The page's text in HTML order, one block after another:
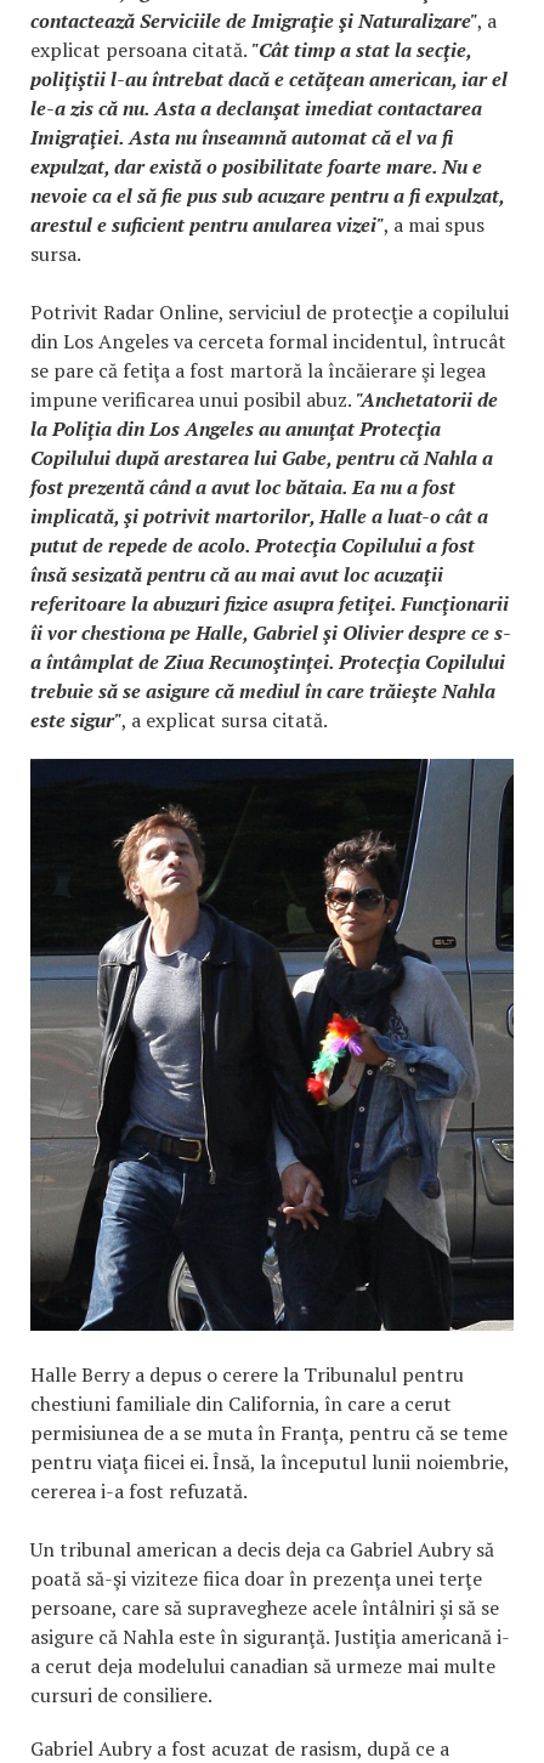
contactează Serviciile de Imigraţie şi Naturalizare", a
explicat persoana citată. "Cât timp a stat la secţie,
poliţiştii l-au întrebat dacă e cetăţean american, iar el
le-a zis că nu. Asta a declanşat imediat contactarea
Imigraţiei. Asta nu înseamnă automat că el va fi
expulzat, dar există o posibilitate foarte mare. Nu e
nevoie ca el să fie pus sub acuzare pentru a fi expulzat,
arestul e suficient pentru anularea vizei", a mai spus
sursa.
Potrivit Radar Online, serviciul de protecţie a copilului
din Los Angeles va cerceta formal incidentul, întrucât
se pare că fetiţa a fost martoră la încăierare şi legea
impune verificarea unui posibil abuz. "Anchetatorii de
la Poliţia din Los Angeles au anunţat Protecţia
Copilului după arestarea lui Gabe, pentru că Nahla a
fost prezentă când a avut loc bătaia. Ea nu a fost
implicată, şi potrivit martorilor, Halle a luat-o cât a
putut de repede de acolo. Protecţia Copilului a fost
însă sesizată pentru că au mai avut loc acuzaţii
referitoare la abuzuri fizice asupra fetiţei. Funcţionarii
îi vor chestiona pe Halle, Gabriel şi Olivier despre ce s-
a întâmplat de Ziua Recunoştinţei. Protecţia Copilului
trebuie să se asigure că mediul în care trăieşte Nahla
este sigur", a explicat sursa citată.
Halle Berry a depus o cerere la Tribunalul pentru
chestiuni familiale din California, în care a cerut
permisiunea de a se muta în Franţa, pentru că se teme
pentru viaţa fiicei ei. Însă, la începutul lunii noiembrie,
cererea i-a fost refuzată.
Un tribunal american a decis deja ca Gabriel Aubry să
poată să-şi viziteze fiica doar în prezenţa unei terţe
persoane, care să supravegheze acele întâlniri şi să se
asigure că Nahla este în siguranţă. Justiţia americană i-
a cerut deja modelului canadian să urmeze mai multe
cursuri de consiliere.
Gabriel Aubry a fost acuzat de rasism, după ce a